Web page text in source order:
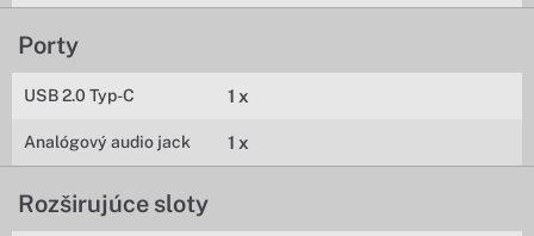
Porty
USB 2.0 Typ-C 1 x
Analógový audio jack 1 x
Rozširujúce sloty